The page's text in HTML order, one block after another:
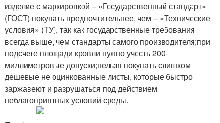
изделие с маркировкой – «Государственный стандарт»
(ГОСТ) покупать предпочтительнее, чем – «Технические
условия» (ТУ), так как государственные требования
всегда выше, чем стандарты самого производителя;при
подсчете площади кровли нужно учесть 200-
миллиметровые допуски;нельзя покупать слишком
дешевые не оцинкованные листы, которые быстро
заржавеют и разрушаться под действием
неблагоприятных условий среды.